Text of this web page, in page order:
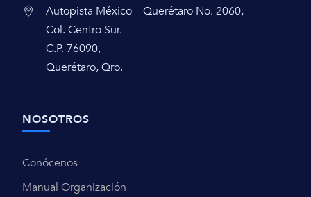
Autopista México – Querétaro No. 2060,
Col. Centro Sur.
C.P. 76090,
Querétaro, Qro.
NOSOTROS
Conócenos
Manual Organización